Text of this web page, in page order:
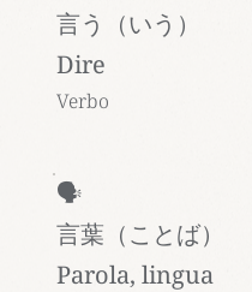
言う（いう）
Dire
Verbo
🗣️
言葉（ことば）
Parola, lingua